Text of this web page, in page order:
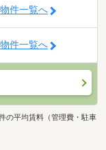
物件一覧へ
物件一覧へ
の平均賃料（管理費・駐車